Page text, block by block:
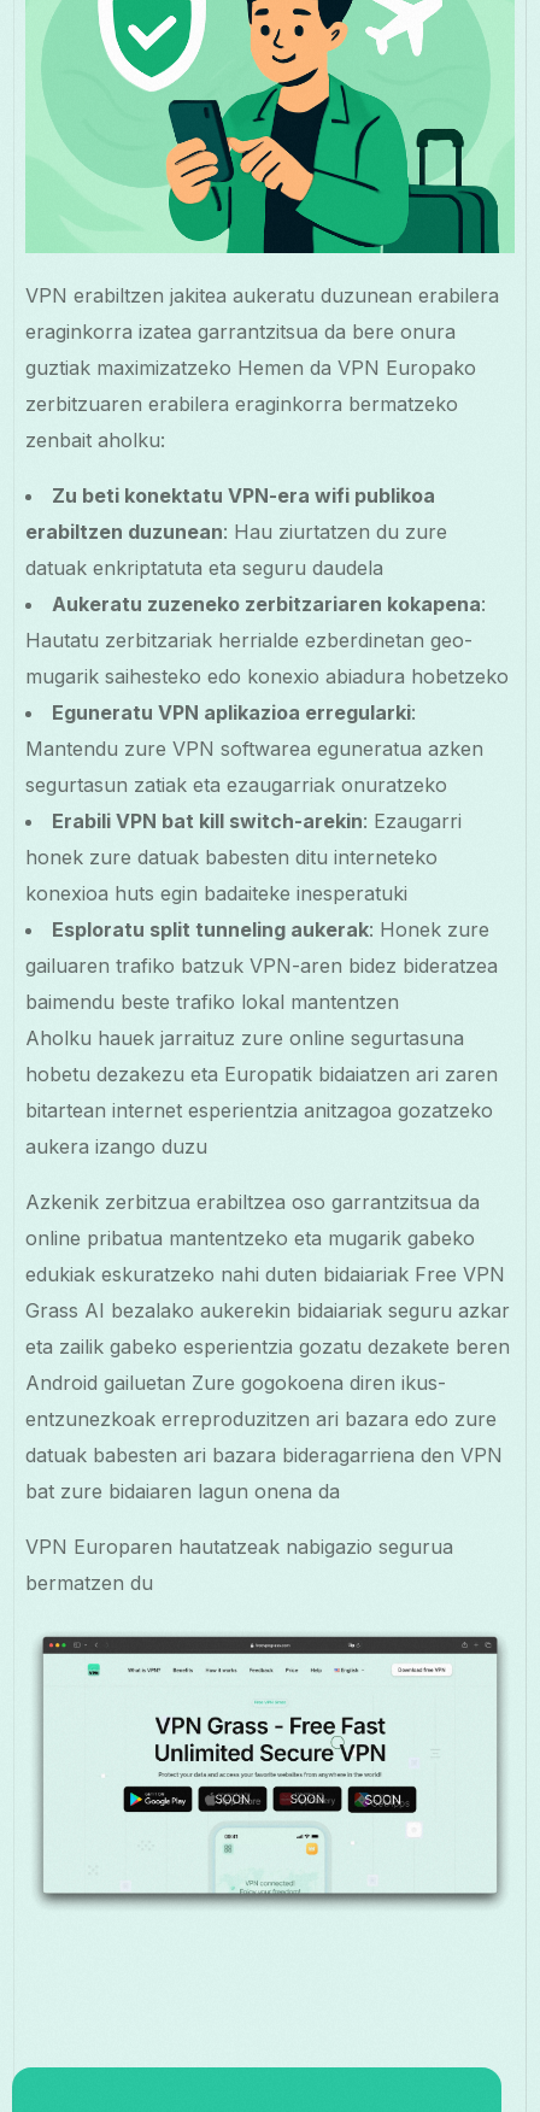
VPN erabiltzen jakitea aukeratu duzunean erabilera
eraginkorra izatea garrantzitsua da bere onura
guztiak maximizatzeko Hemen da VPN Europako
zerbitzuaren erabilera eraginkorra bermatzeko
zenbait aholku:
Zu beti konektatu VPN-era wifi publikoa
erabiltzen duzunean: Hau ziurtatzen du zure
datuak enkriptatuta eta seguru daudela
Aukeratu zuzeneko zerbitzariaren kokapena:
Hautatu zerbitzariak herrialde ezberdinetan geo-
mugarik saihesteko edo konexio abiadura hobetzeko
Eguneratu VPN aplikazioa erregularki:
Mantendu zure VPN softwarea eguneratua azken
segurtasun zatiak eta ezaugarriak onuratzeko
Erabili VPN bat kill switch-arekin: Ezaugarri
honek zure datuak babesten ditu interneteko
konexioa huts egin badaiteke inesperatuki
Esploratu split tunneling aukerak: Honek zure
gailuaren trafiko batzuk VPN-aren bidez bideratzea
baimendu beste trafiko lokal mantentzen
Aholku hauek jarraituz zure online segurtasuna
hobetu dezakezu eta Europatik bidaiatzen ari zaren
bitartean internet esperientzia anitzagoa gozatzeko
aukera izango duzu
Azkenik zerbitzua erabiltzea oso garrantzitsua da
online pribatua mantentzeko eta mugarik gabeko
edukiak eskuratzeko nahi duten bidaiariak Free VPN
Grass AI bezalako aukerekin bidaiariak seguru azkar
eta zailik gabeko esperientzia gozatu dezakete beren
Android gailuetan Zure gogokoena diren ikus-
entzunezkoak erreproduzitzen ari bazara edo zure
datuak babesten ari bazara bideragarriena den VPN
bat zure bidaiaren lagun onena da
VPN Europaren hautatzeak nabigazio segurua
bermatzen du